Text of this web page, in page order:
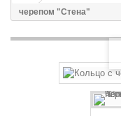
черепом "Стена"